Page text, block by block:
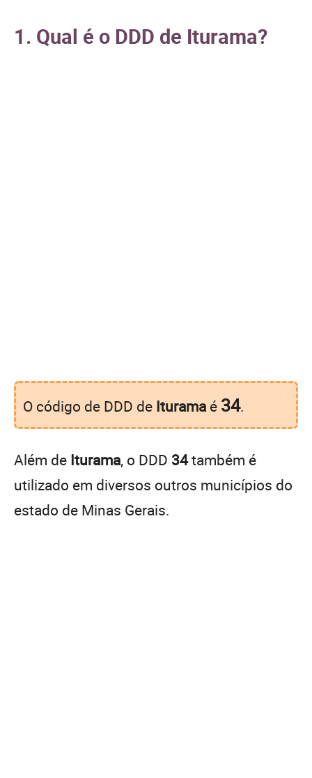
1. Qual é o DDD de Iturama?
O código de DDD de Iturama é 34.
Além de Iturama, o DDD 34também é
utilizado em diversos outros municípios do
estado de Minas Gerais.